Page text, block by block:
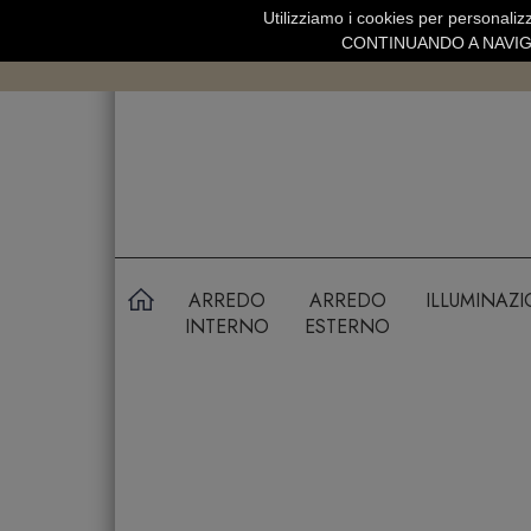
SPEDIZIONE GRATUITA SOPRA 99
ARREDO
INTERNO
ARREDO
ESTERNO
Utilizziamo i cookies per
CONTINUANDO A